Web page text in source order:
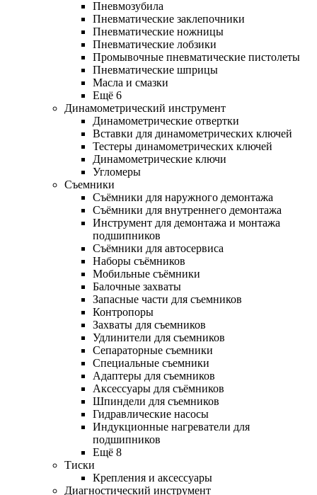
Пневмозубила
Пневматические заклепочники
Пневматические ножницы
Пневматические лобзики
Промывочные пневматические пистолеты
Пневматические шприцы
Масла и смазки
Ещё 6
Динамометрический инструмент
Динамометрические отвертки
Вставки для динамометрических ключей
Тестеры динамометрических ключей
Динамометрические ключи
Угломеры
Съемники
Съёмники для наружного демонтажа
Съёмники для внутреннего демонтажа
Инструмент для демонтажа и монтажа
подшипников
Съёмники для автосервиса
Наборы съёмников
Мобильные съёмники
Балочные захваты
Запасные части для съемников
Контропоры
Захваты для съемников
Удлинители для съемников
Сепараторные съемники
Специальные съемники
Адаптеры для съемников
Аксессуары для съёмников
Шпиндели для съемников
Гидравлические насосы
Индукционные нагреватели для
подшипников
Ещё 8
Тиски
Крепления и аксессуары
Диагностический инструмент